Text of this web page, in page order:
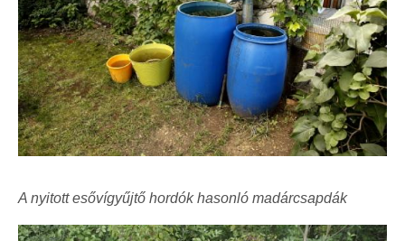
A nyitott esővígyűjtő hordók hasonló madárcsapdák